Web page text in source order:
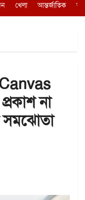
খেলা আন্তর্জাতিক
Canvas
না
সমঝোতা